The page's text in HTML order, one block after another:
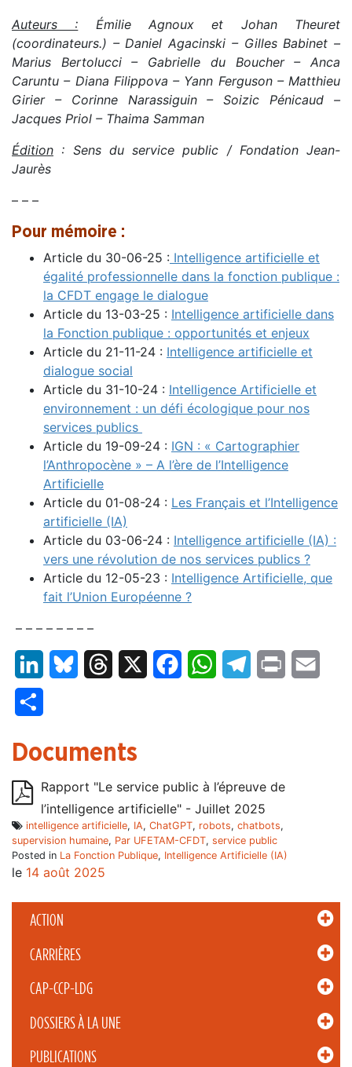
ACTION
CARRIÈRES
CAP-CCP-LDG
DOSSIERS À LA UNE
PUBLICATIONS
Auteurs : Émilie Agnoux et Johan Theuret
(coordinateurs.) – Daniel Agacinski – Gilles Babinet –
Marius Bertolucci – Gabrielle du Boucher – Anca
Caruntu – Diana Filippova – Yann Ferguson – Matthieu
Girier – Corinne Narassiguin – Soizic Pénicaud –
Jacques Priol – Thaima Samman
Édition : Sens du service public / Fondation Jean-
Jaurès
– – –
Pour mémoire :
Article du 30-06-25 : Intelligence artificielle et
égalité professionnelle dans la fonction publique :
la CFDT engage le dialogue
Article du 13-03-25 : Intelligence artificielle dans
la Fonction publique : opportunités et enjeux
Article du 21-11-24 : Intelligence artificielle et
dialogue social
Article du 31-10-24 : Intelligence Artificielle et
environnement : un défi écologique pour nos
services publics
Article du 19-09-24 : IGN : « Cartographier
l’Anthropocène » – A l’ère de l’Intelligence
Artificielle
Article du 01-08-24 : Les Français et l’Intelligence
artificielle (IA)
Article du 03-06-24 : Intelligence artificielle (IA) :
vers une révolution de nos services publics ?
Article du 12-05-23 : Intelligence Artificielle, que
fait l’Union Européenne ?
– – – – – – – –
LinkedInBluesky Threads FacebookWhatsAppTelegram
Print
Documents
Rapport "Le service public à l’épreuve de
l’intelligence artificielle" - Juillet 2025
intelligence artificielle, IA, ChatGPT, robots, chatbots,
supervision humaine, Par UFETAM-CFDT, service public
Posted in La Fonction Publique, Intelligence Artificielle (IA)
le 14 août 2025